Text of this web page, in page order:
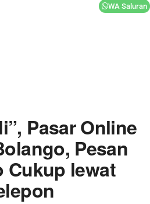
Pasar Online
Pesan
Cukup lewat
WA Saluran